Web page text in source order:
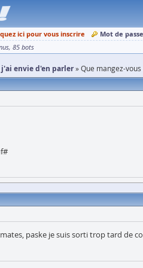
ici pour vous inscrire
Mot de
85 bots
envie d'en parler Que mangez-vous
paske je suis sorti trop tard